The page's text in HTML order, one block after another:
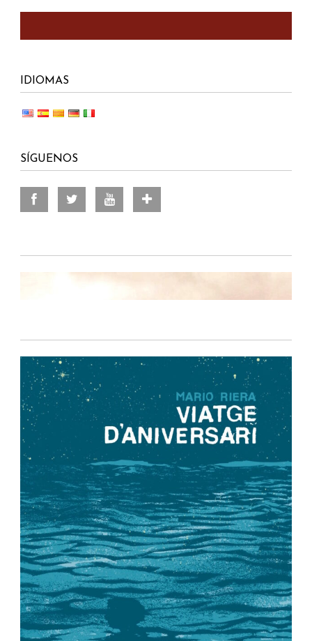
IDIOMAS
SÍGUENOS